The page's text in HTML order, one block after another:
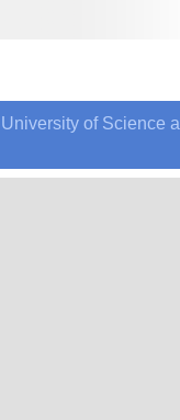
of Science